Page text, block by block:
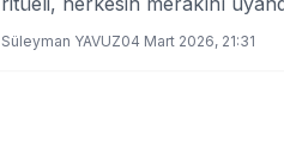
sabah aç karnına içtiği şeyin
Süleyman YAVUZ04 Mart 2026, 21:31